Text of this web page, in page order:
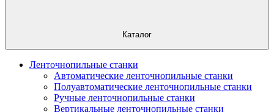
Каталог
Ленточнопильные станки
Автоматические ленточнопильные станки
Полуавтоматические ленточнопильные станки
Ручные ленточнопильные станки
Вертикальные ленточнопильные станки